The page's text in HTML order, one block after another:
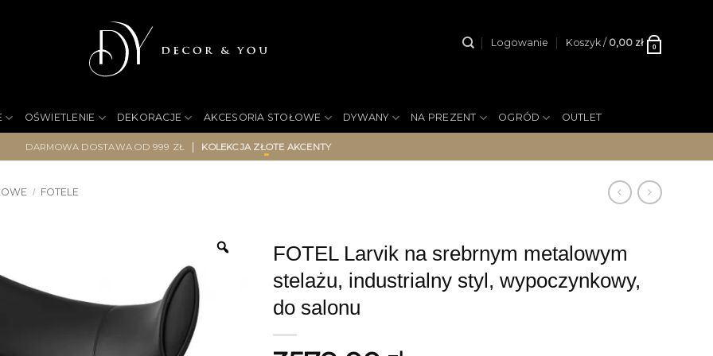
Logowanie Koszyk / 0,00 zł 0
OŚWIETLENIE DEKORACJE AKCESORIA STOŁOWE DYWANY NA PREZENT OGRÓD OUTLET
DARMOWA DOSTAWA OD 999 ZŁ | KOLEKCJA ZŁOTE AKCENTY
/ FOTELE
FOTEL Larvik na srebrnym metalowym
stelażu, industrialny styl, wypoczynkowy,
do salonu